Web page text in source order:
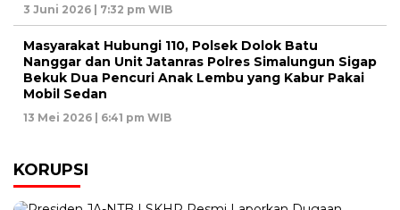
3 Juni 2026 | 7:32 pm WIB
Masyarakat Hubungi 110, Polsek Dolok Batu
Nanggar dan Unit Jatanras Polres Simalungun Sigap
Bekuk Dua Pencuri Anak Lembu yang Kabur Pakai
Mobil Sedan
13 Mei 2026 | 6:41 pm WIB
KORUPSI